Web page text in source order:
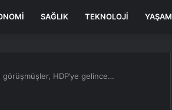
SAĞLIK TEKNOLOJI YAŞAM
görüşmüşler, HDP’ye gelince…